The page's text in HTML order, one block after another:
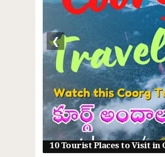
10 Tourist Places to Visit in
❮